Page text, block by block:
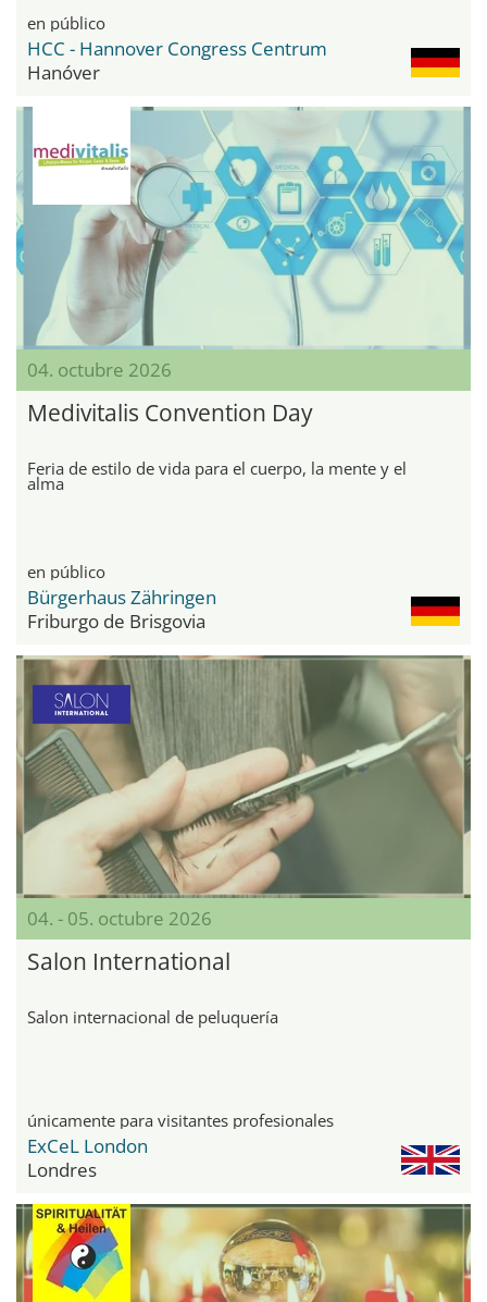
en público
HCC - Hannover Congress Centrum
Hanóver
04. octubre 2026
Medivitalis Convention Day
Feria de estilo de vida para el cuerpo, la mente y el
alma
en público
Bürgerhaus Zähringen
Friburgo de Brisgovia
04. - 05. octubre 2026
Salon International
Salon internacional de peluquería
únicamente para visitantes profesionales
ExCeL London
Londres